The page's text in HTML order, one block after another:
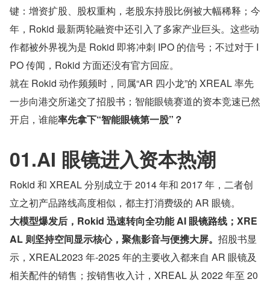
键：增资扩股、股权重构，老股东持股比例被大幅稀释；今
年，Rokid 最新两轮融资中还引入了多家产业巨头。这些动
作都被外界视为是 Rokid 即将冲刺 IPO 的信号；不过对于 I
PO 传闻，Rokid 方面还没有官方回应。
就在 Rokid 动作频频时，同属“AR 四小龙”的 XREAL 率先
一步向港交所递交了招股书；智能眼镜赛道的资本竞速已然
开启，谁能率先拿下“智能眼镜第一股”？
01.AI 眼镜进入资本热潮
Rokid 和 XREAL 分别成立于 2014 年和 2017 年，二者创
立之初产品路线高度相似，都主打消费级的 AR 眼镜。
大模型爆发后，Rokid 迅速转向全功能 AI 眼镜路线；XRE
AL 则坚持空间显示核心，聚焦影音与便携大屏。 招股书显
示，XREAL2023 年-2025 年的主要收入都来自 AR 眼镜及
相关配件的销售；按销售收入计，XREAL 从 2022 年至 20